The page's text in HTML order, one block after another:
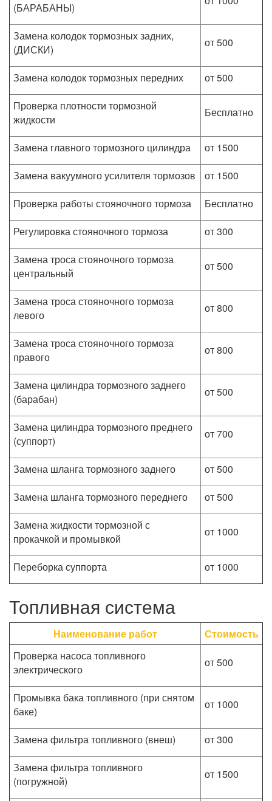
(БАРАБАНЫ)
Замена колодок тормозных задних,
(ДИСКИ)
от 500
Замена колодок тормозных передних
от 500
Проверка плотности тормозной
жидкости
Бесплатно
Замена главного тормозного цилиндра
от 1500
Замена вакуумного усилителя тормозов
от 1500
Проверка работы стояночного тормоза
Бесплатно
Регулировка стояночного тормоза
от 300
Замена троса стояночного тормоза
центральный
от 500
Замена троса стояночного тормоза
левого
от 800
Замена троса стояночного тормоза
правого
от 800
Замена цилиндра тормозного заднего
(барабан)
от 500
Замена цилиндра тормозного преднего
(суппорт)
от 700
Замена шланга тормозного заднего
от 500
Замена шланга тормозного переднего
от 500
Замена жидкости тормозной с
прокачкой и промывкой
от 1000
Переборка суппорта от 1000
Топливная система
Наименование работ
Стоимость
Проверка насоса топливного
электрического
от 500
Промывка бака топливного (при снятом
баке)
от 1000
Замена фильтра топливного (внеш)
от 300
Замена фильтра топливного
(погружной)
от 1500